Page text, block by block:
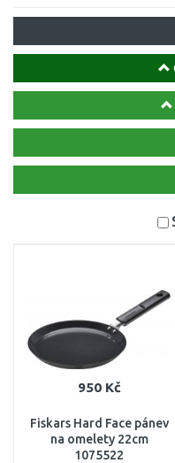
950 Kč
Fiskars Hard Face pánev
na omelety 22cm
1075522